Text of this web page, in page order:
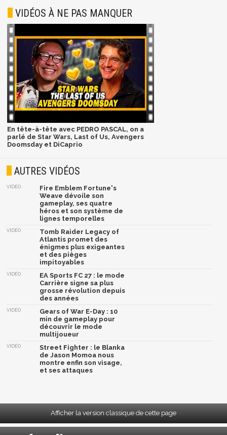
VIDÉOS À NE PAS MANQUER
En tête-à-tête avec PEDRO PASCAL, on a
parlé de Star Wars, Last of Us, Avengers
Doomsday et DiCaprio
AUTRES VIDÉOS
VIDÉO
Fire Emblem Fortune's
Weave dévoile son
gameplay, ses quatre
héros et son système de
lignes temporelles
VIDÉO
Tomb Raider Legacy of
Atlantis promet des
énigmes plus exigeantes
et des pièges
impitoyables
VIDÉO
EA Sports FC 27 : le mode
Carrière signe sa plus
grosse révolution depuis
des années
VIDÉO
Gears of War E-Day : 10
min de gameplay pour
découvrir le mode
multijoueur
VIDÉO
Street Fighter : le Blanka
de Jason Momoa nous
montre enfin son visage,
et ses attaques
Afficher la version classique de cette page